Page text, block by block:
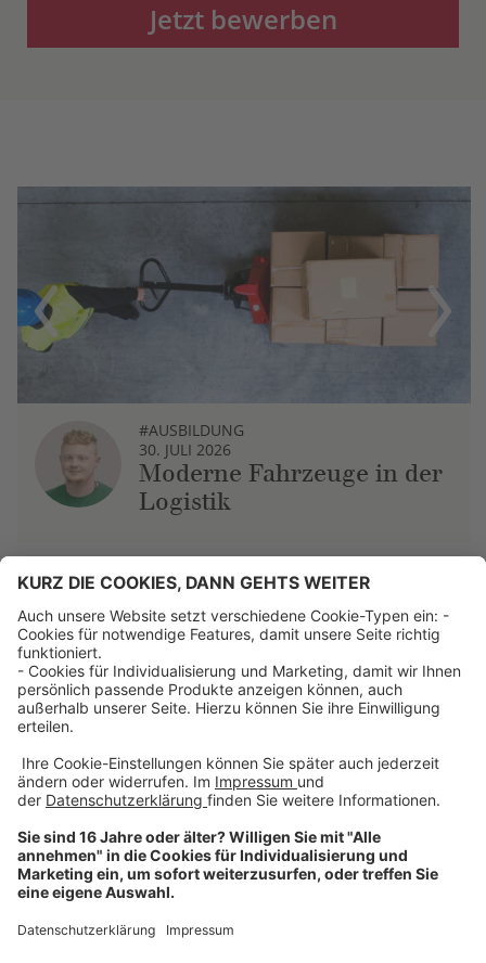
Jetzt bewerben
Previous
#AUSBILDUNG
30. JULI 2026
Moderne Fahrzeuge in der
Logistik
Next
Über uns
Dehner Unternehmen
Jobs bei Dehner